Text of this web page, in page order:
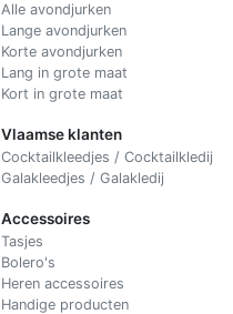
Alle avondjurken
Lange avondjurken
Korte avondjurken
Lang in grote maat
Kort in grote maat
Vlaamse klanten
Cocktailkleedjes / Cocktailkledij
Galakleedjes / Galakledij
Accessoires
Tasjes
Bolero's
Heren accessoires
Handige producten